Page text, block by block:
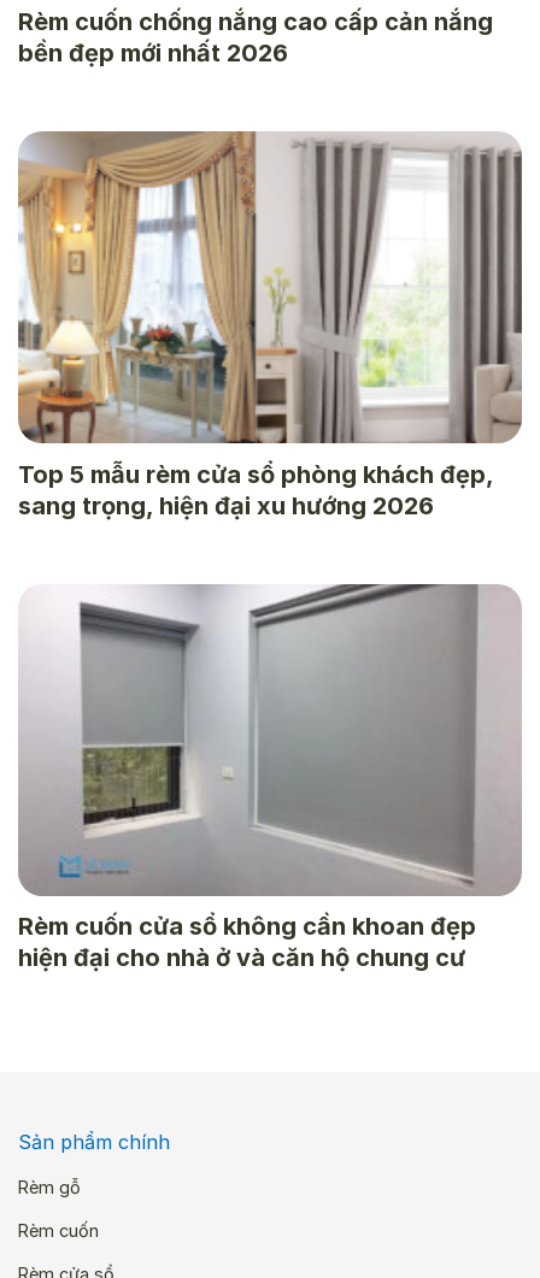
Rèm cuốn chống nắng cao cấp cản nắng
bền đẹp mới nhất 2026
Top 5 mẫu rèm cửa sổ phòng khách đẹp,
sang trọng, hiện đại xu hướng 2026
Rèm cuốn cửa sổ không cần khoan đẹp
hiện đại cho nhà ở và căn hộ chung cư
Sản phẩm chính
Rèm gỗ
Rèm cuốn
Rèm cửa sổ